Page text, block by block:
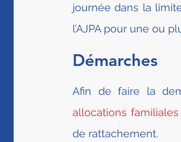
journée dans la
l’AJPA pour une ou
Démarches
Afin de faire la
allocations familiales
de rattachement.